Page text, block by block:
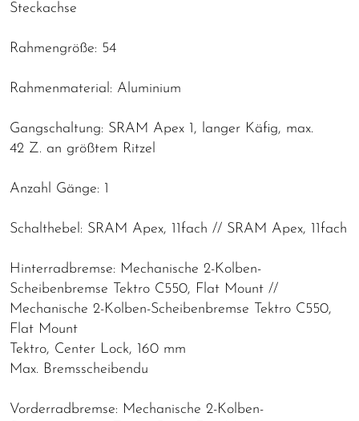
Steckachse
Rahmengröße: 54
Rahmenmaterial: Aluminium
Gangschaltung: SRAM Apex 1, langer Käfig, max.
42 Z. an größtem Ritzel
Anzahl Gänge: 1
Schalthebel: SRAM Apex, 11fach // SRAM Apex, 11fach
Hinterradbremse: Mechanische 2-Kolben-
Scheibenbremse Tektro C550, Flat Mount //
Mechanische 2-Kolben-Scheibenbremse Tektro C550,
Flat Mount
Tektro, Center Lock, 160 mm
Max. Bremsscheibendu
Vorderradbremse: Mechanische 2-Kolben-